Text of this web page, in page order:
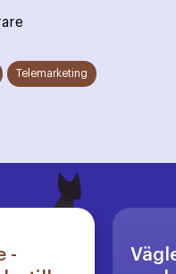
Telemarketing
-